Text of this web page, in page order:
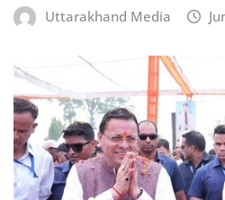
Uttarakhand Media